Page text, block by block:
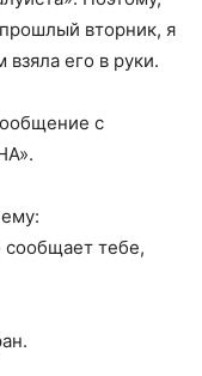
вторник, я
его в руки.
с
тебе,